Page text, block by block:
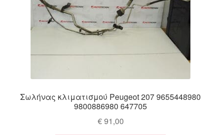
Σωλήνας κλιματισμού Peugeot 207 9655448980
9800886980 647705
€91,00